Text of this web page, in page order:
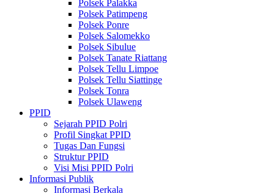
Polsek Palakka
Polsek Patimpeng
Polsek Ponre
Polsek Salomekko
Polsek Sibulue
Polsek Tanate Riattang
Polsek Tellu Limpoe
Polsek Tellu Siattinge
Polsek Tonra
Polsek Ulaweng
PPID
Sejarah PPID Polri
Profil Singkat PPID
Tugas Dan Fungsi
Struktur PPID
Visi Misi PPID Polri
Informasi Publik
Informasi Berkala